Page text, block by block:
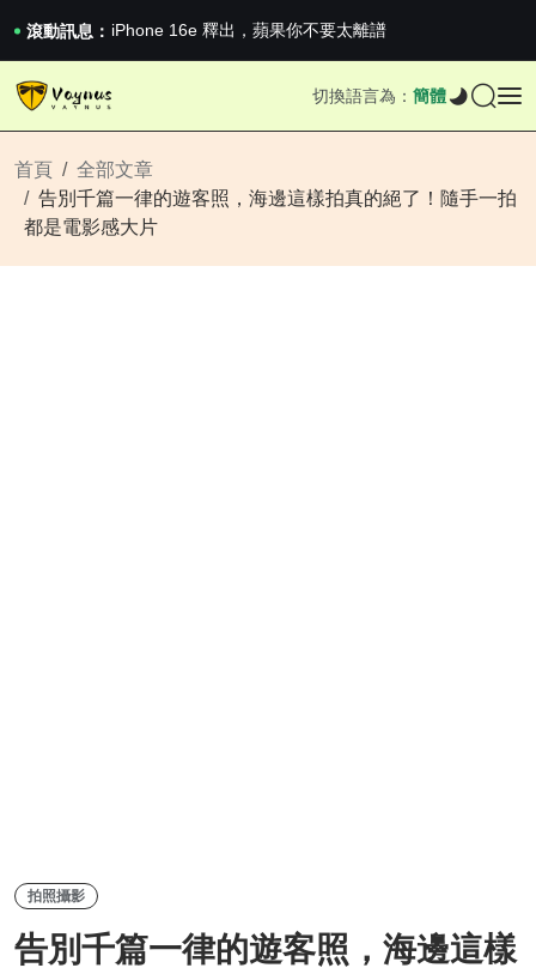
滾動訊息： 2026澳網男單收官：全滿貫對上全滿亞，德約...
《巔峰守衛 Highguard》正式上線，官...
iPhone 16e 釋出，蘋果你不要太離譜
iPhone 16e 釋出，蘋果你不要太離譜
切換語言為： 簡體
首頁
全部文章
告別千篇一律的遊客照，海邊這樣拍真的絕了！隨手一拍
都是電影感大片
拍照攝影
告別千篇一律的遊客照，海邊這樣